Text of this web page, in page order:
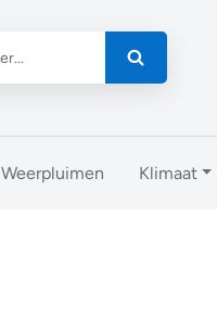
Weerpluimen Klimaat